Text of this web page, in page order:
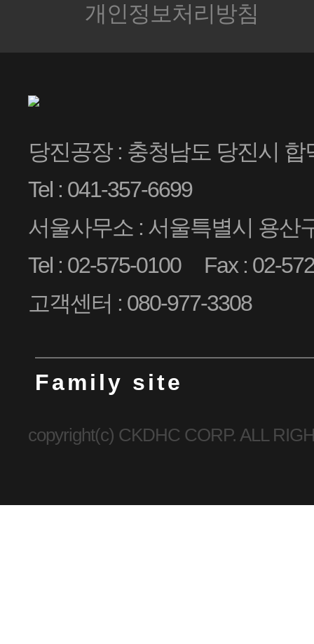
개인정보처리방침
당진공장 : 충청남도 당진시
Tel : 041-357-6699
서울사무소 : 서울특별시 용산
Tel : 02-575-0100
Fax : 02-
고객센터 : 080-977-3308
Family site
copyright(c) CKDHC CORP. ALL